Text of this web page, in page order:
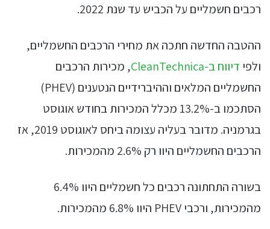
רכבים חשמליים על הכביש עד שנת 2022.
ההטבה החדשה חתכה את מחירי הרכבים החשמליים,
ולפי דיווח ב-CleanTechnica
, מכירות הרכבים
החשמליים המלאים וההיברידיים הנטענים (PHEV)
הסתכמו ב-13.2% מכלל המכירות בחודש אוגוסט
בגרמניה. מדובר בעליה עצומה ביחס לאוגוסט 2019, אז
הרכבים החשמליים היוו רק 2.6% מהמכירות.
בשורה התחתונה רכבים כל חשמליים היוו 6.4%
מהמכירות, ורכבי PHEV היוו 6.8% מהמכירות.